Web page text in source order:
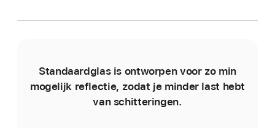
Standaardglas is ontworpen voor zo min
mogelijk reflectie, zodat je minder last hebt
van schitteringen.